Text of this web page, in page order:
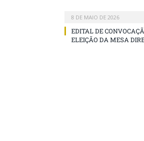
8 DE MAIO DE 2026
EDITAL DE
ELEIÇÃO DA MESA